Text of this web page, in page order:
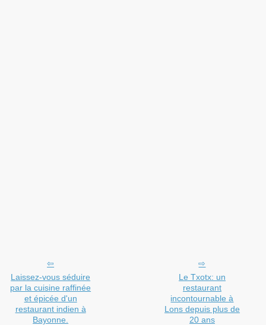
Laissez-vous séduire
par la cuisine raffinée
et épicée d'un
restaurant indien à
Bayonne.
Le Txotx: un
restaurant
incontournable à
Lons depuis plus de
20 ans